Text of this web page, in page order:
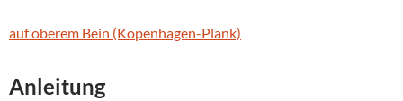
auf oberem Bein (Kopenhagen-Plank)
Anleitung